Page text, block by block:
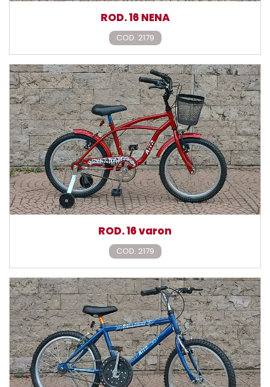
ROD. 16 NENA
COD. 2179
ROD. 16 varon
COD. 2179